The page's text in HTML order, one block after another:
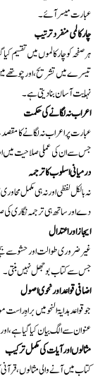
عبارت میسر آئے۔
چار کالمی منفرد ترتیب
ہر صفحہ کو چار کالموں میں تقسیم
تیسرے میں تشریح، اور چوتھے
نہایت آسان بنا دیتی ہے۔
اعراب نہ لگانے کی حکمت
عبارت پر اعراب نہ لگانے کا
جس سے ان کی عملی صلاحیت میں
درمیانی اسلوب کا ترجمہ
نہ بالکل لفظی اور نہ ہی مکمل
دے اور ساتھ ہی ترجمہ نگاری
ایجاز اور اعتدال
غیر ضروری طوالت اور حشو سے
جس سے کتاب بوجھل نہیں بنتی۔
اضافی قواعد اور نحوی اصول
جو قواعد ہدایۃ النحو میں براہِ
عنوان سے الگ بیان کیا گیا ہے،
مثالوں اور آیات کی مکمل ترکیب
کتاب میں آنے والی مثالوں،